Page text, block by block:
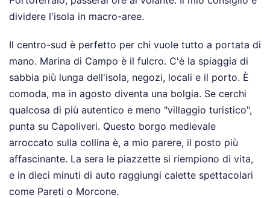
dividere l'isola in macro-aree.
Il centro-sud è perfetto per chi vuole tutto a portata di
mano. Marina di Campo è il fulcro. C'è la spiaggia di
sabbia più lunga dell'isola, negozi, locali e il porto. È
comoda, ma in agosto diventa una bolgia. Se cerchi
qualcosa di più autentico e meno "villaggio turistico",
punta su Capoliveri. Questo borgo medievale
arroccato sulla collina è, a mio parere, il posto più
affascinante. La sera le piazzette si riempiono di vita,
e in dieci minuti di auto raggiungi calette spettacolari
come Pareti o Morcone.